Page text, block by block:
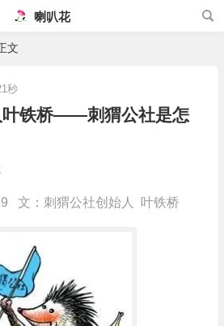
喇叭花
文
叶铁桥——刺猬公社是怎
秒
文：刺猬公社创始人 叶铁桥